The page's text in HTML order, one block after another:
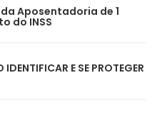
Aposentadoria de 1
do INSS
E SE PROTEGER